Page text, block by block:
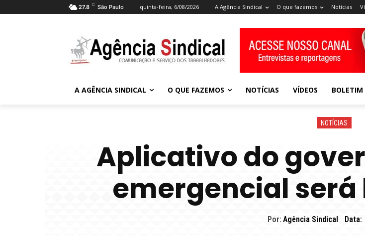
27.8 C São Paulo quinta-feira, 6/08/2026 A Agência Sindical O que fazemos Notícias
A AGÊNCIA SINDICAL O QUE FAZEMOS NOTÍCIAS VÍDEOS BOLETIM
NOTÍCIAS
Aplicativo do
emergencial
Por: Agência Sindical Data: